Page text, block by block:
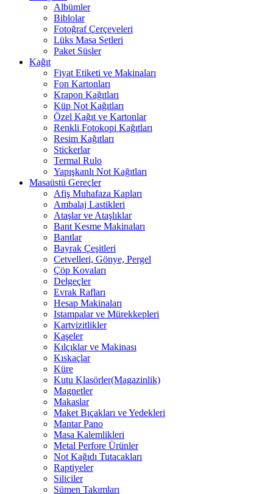
Albümler
Biblolar
Fotoğraf Çerçeveleri
Lüks Masa Setleri
Paket Süsler
Kağıt
Fiyat Etiketi ve Makinaları
Fon Kartonları
Krapon Kağıtları
Küp Not Kağıtları
Özel Kağıt ve Kartonlar
Renkli Fotokopi Kağıtları
Resim Kağıtları
Stickerlar
Termal Rulo
Yapışkanlı Not Kağıtları
Masaüstü Gereçler
Afiş Muhafaza Kapları
Ambalaj Lastikleri
Ataşlar ve Ataşlıklar
Bant Kesme Makinaları
Bantlar
Bayrak Çeşitleri
Cetvelleri, Gönye, Pergel
Çöp Kovaları
Delgeçler
Evrak Rafları
Hesap Makinaları
Istampalar ve Mürekkepleri
Kartvizitlikler
Kaşeler
Kılçıklar ve Makinası
Kıskaçlar
Küre
Kutu Klasörler(Magazinlik)
Magnetler
Makaslar
Maket Bıçakları ve Yedekleri
Mantar Pano
Masa Kalemlikleri
Metal Perfore Ürünler
Not Kağıdı Tutacakları
Raptiyeler
Siliciler
Sümen Takımları